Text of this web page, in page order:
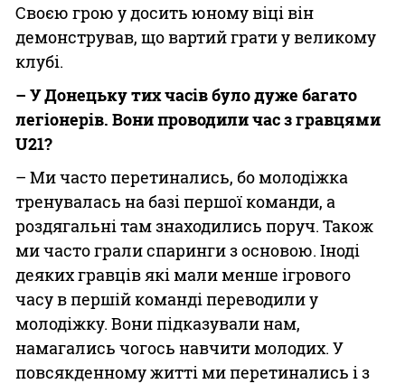
Своєю грою у досить юному віці він
демонстрував, що вартий грати у великому
клубі.
– У Донецьку тих часів було дуже багато
легіонерів. Вони проводили час з гравцями
U21?
– Ми часто перетинались, бо молодіжка
тренувалась на базі першої команди, а
роздягальні там знаходились поруч. Також
ми часто грали спаринги з основою. Іноді
деяких гравців які мали менше ігрового
часу в першій команді переводили у
молодіжку. Вони підказували нам,
намагались чогось навчити молодих. У
повсякденному житті ми перетинались і з